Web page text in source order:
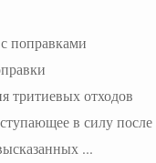
поправками
тритиевых отходов
в силу
...